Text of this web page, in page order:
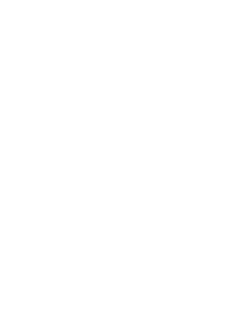
en materia de
a Real Academia
que faciliten o seu correo
información de carácter
de tratamento
e incorporados aos seus
os usuarios poderán exercer o
oposición e cancelación dos
connosco.
da política de